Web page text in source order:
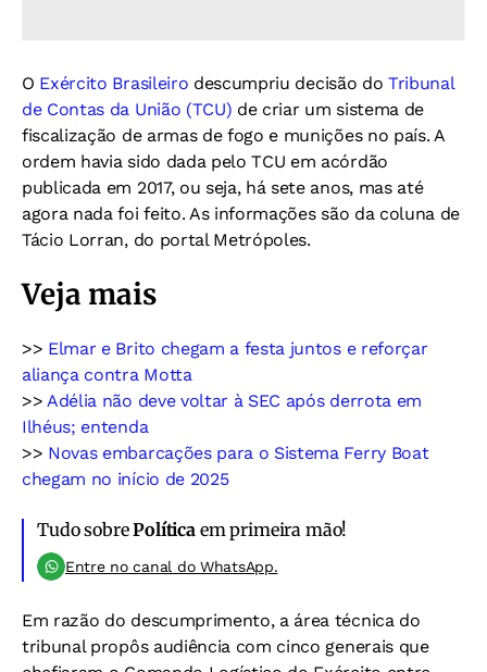
O Exército Brasileiro descumpriu decisão do Tribunal
de Contas da União (TCU) de criar um sistema de
fiscalização de armas de fogo e munições no país. A
ordem havia sido dada pelo TCU em acórdão
publicada em 2017, ou seja, há sete anos, mas até
agora nada foi feito. As informações são da coluna de
Tácio Lorran, do portal Metrópoles.
Veja mais
>> Elmar e Brito chegam a festa juntos e reforçar
aliança contra Motta
>>Adélia não deve voltar à SEC após derrota em
Ilhéus; entenda
>> Novas embarcações para o Sistema Ferry Boat
chegam no início de 2025
Tudo sobrePolíticaem primeira mão!
Entre no canal do WhatsApp.
Em razão do descumprimento, a área técnica do
tribunal propôs audiência com cinco generais que